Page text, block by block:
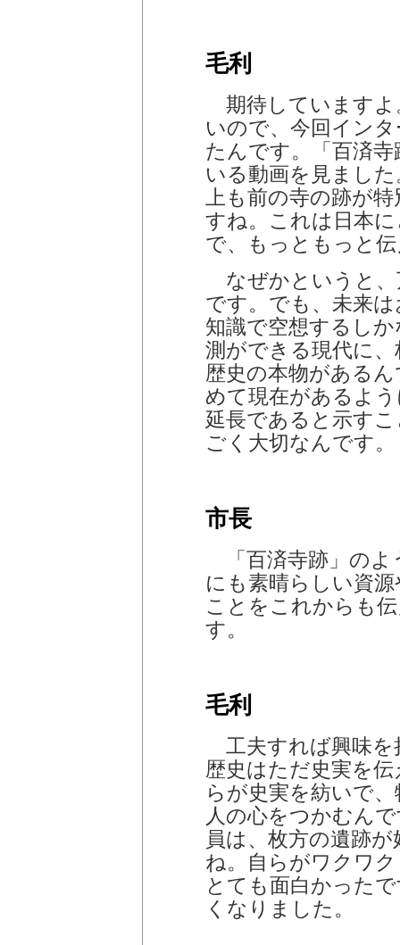
毛利
期待していますよ
いので、今回イン
たんです。「百済
いる動画を見まし
上も前の寺の跡が
すね。これは日本
で、もっともっと
なぜかというと、
です。でも、未来
知識で空想するし
測ができる現代に
歴史の本物がある
めて現在があるよ
延長であると示す
ごく大切なんです。
市長
「百済寺跡」のよ
にも素晴らしい資
ことをこれからも
す。
毛利
工夫すれば興味を
歴史はただ史実を
らが史実を紡いで
人の心をつかむん
員は、枚方の遺跡
ね。自らがワクワ
とても面白かった
くなりました。